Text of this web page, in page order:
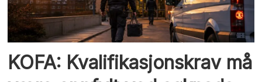
KOFA: Kvalifikasjonskrav må